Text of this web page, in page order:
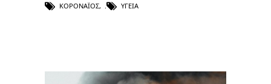
ΚΟΡΟΝΑΪΌΣ, ΥΓΕΊΑ